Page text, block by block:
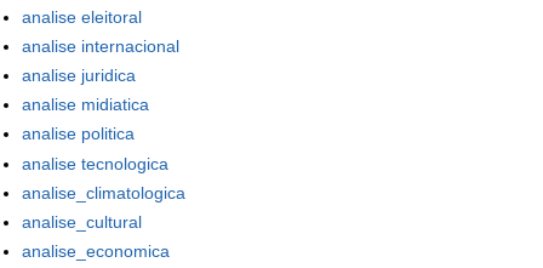
analise eleitoral
analise internacional
analise juridica
analise midiatica
analise politica
analise tecnologica
analise_climatologica
analise_cultural
analise_economica